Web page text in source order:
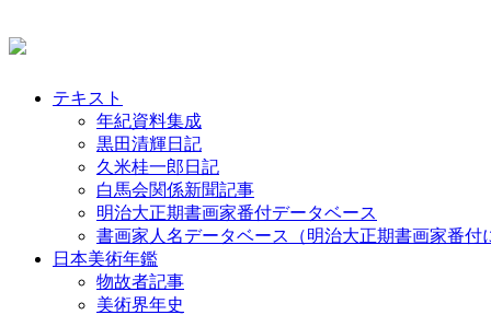
テキスト
年紀資料集成
黒田清輝日記
久米桂一郎日記
白馬会関係新聞記事
明治大正期書画家番付データベース
書画家人名データベース（明治大正期書画家番付
日本美術年鑑
物故者記事
美術界年史